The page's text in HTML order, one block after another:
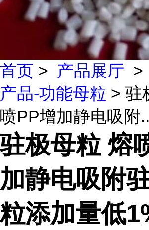
首页 > 产品展厅 >
产品-功能母粒 > 驻
喷PP增加静电吸附
驻极母粒 熔
加静电吸附
粒添加量低